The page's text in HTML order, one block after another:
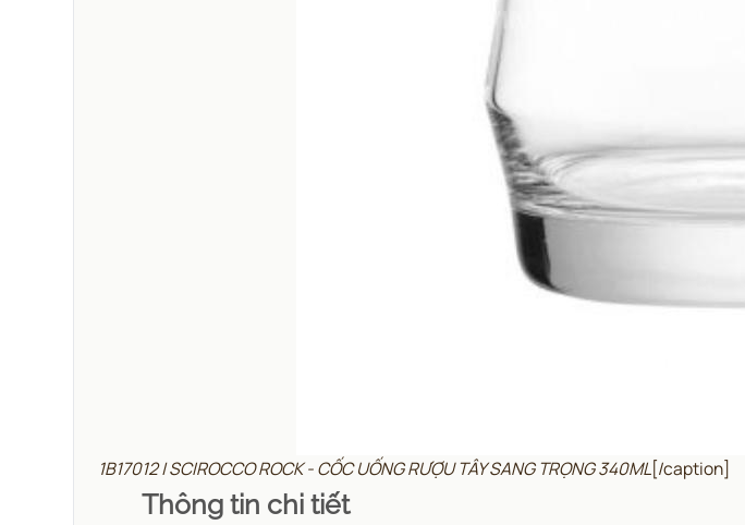
1B17012 | SCIROCCO ROCK - CỐC UỐNG RƯỢU TÂY SANG TRỌNG 340ML[/caption]
Thông tin chi tiết